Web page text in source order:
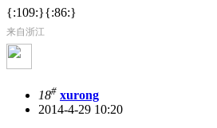
{:109:}{:86:}
来自浙江
18# xurong
2014-4-29 10:20